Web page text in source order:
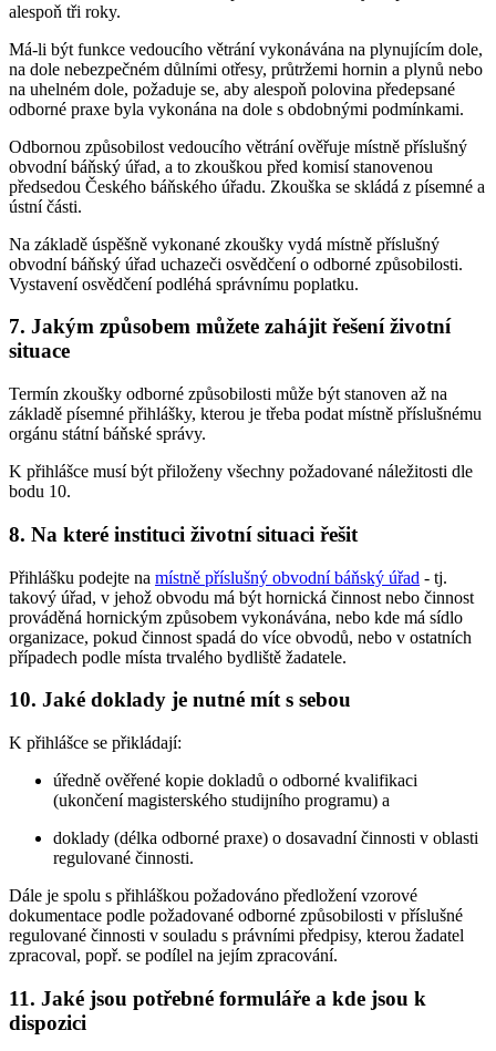
alespoň tři roky.
Má-li být funkce vedoucího větrání vykonávána na plynujícím dole,
na dole nebezpečném důlními otřesy, průtržemi hornin a plynů nebo
na uhelném dole, požaduje se, aby alespoň polovina předepsané
odborné praxe byla vykonána na dole s obdobnými podmínkami.
Odbornou způsobilost vedoucího větrání ověřuje místně příslušný
obvodní báňský úřad, a to zkouškou před komisí stanovenou
předsedou Českého báňského úřadu. Zkouška se skládá z písemné a
ústní části.
Na základě úspěšně vykonané zkoušky vydá místně příslušný
obvodní báňský úřad uchazeči osvědčení o odborné způsobilosti.
Vystavení osvědčení podléhá správnímu poplatku.
7. Jakým způsobem můžete zahájit řešení životní
situace
Termín zkoušky odborné způsobilosti může být stanoven až na
základě písemné přihlášky, kterou je třeba podat místně příslušnému
orgánu státní báňské správy.
K přihlášce musí být přiloženy všechny požadované náležitosti dle
bodu 10.
8. Na které instituci životní situaci řešit
Přihlášku podejte na místně příslušný obvodní báňský úřad - tj.
takový úřad, v jehož obvodu má být hornická činnost nebo činnost
prováděná hornickým způsobem vykonávána, nebo kde má sídlo
organizace, pokud činnost spadá do více obvodů, nebo v ostatních
případech podle místa trvalého bydliště žadatele.
10. Jaké doklady je nutné mít s sebou
K přihlášce se přikládají:
úředně ověřené kopie dokladů o odborné kvalifikaci
(ukončení magisterského studijního programu) a
doklady (délka odborné praxe) o dosavadní činnosti v oblasti
regulované činnosti.
Dále je spolu s přihláškou požadováno předložení vzorové
dokumentace podle požadované odborné způsobilosti v příslušné
regulované činnosti v souladu s právními předpisy, kterou žadatel
zpracoval, popř. se podílel na jejím zpracování.
11. Jaké jsou potřebné formuláře a kde jsou k
dispozici